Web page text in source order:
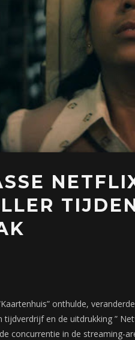
onthulde,
en de uitdrukking ”
concurrentie in de streaming-